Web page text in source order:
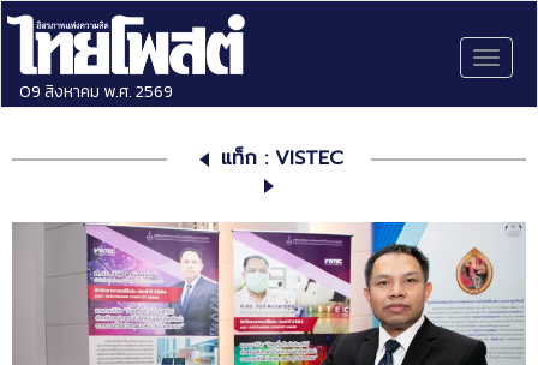
09 สิงหาคม พ.ศ. 2569
แท็ก : VISTEC